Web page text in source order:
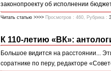
законопроекту об исполнении
Читать статью >>>> Просмотров : 460, Рубрика :
К 110-летию «ВК»:
Большое видится на расстоянии...
соратнике по перу, редакторе